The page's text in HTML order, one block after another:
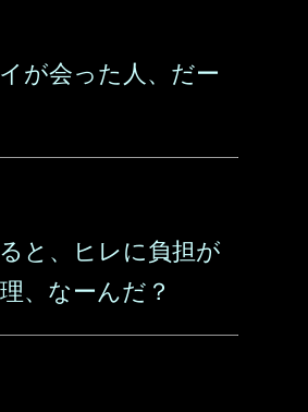
が会った人、だー
と、ヒレに負担が
、なーんだ？